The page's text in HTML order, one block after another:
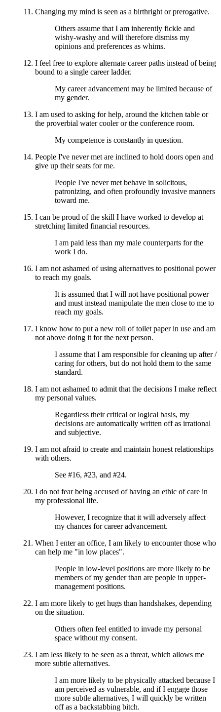
Changing my mind is seen as a birthright or prerogative.
Others assume that I am inherently fickle and
wishy-washy and will therefore dismiss my
opinions and preferences as whims.
I feel free to explore alternate career paths instead of being
bound to a single career ladder.
My career advancement may be limited because of
my gender.
I am used to asking for help, around the kitchen table or
the proverbial water cooler or the conference room.
My competence is constantly in question.
People I've never met are inclined to hold doors open and
give up their seats for me.
People I've never met behave in solicitous,
patronizing, and often profoundly invasive manners
toward me.
I can be proud of the skill I have worked to develop at
stretching limited financial resources.
I am paid less than my male counterparts for the
work I do.
I am not ashamed of using alternatives to positional power
to reach my goals.
It is assumed that I will not have positional power
and must instead manipulate the men close to me to
reach my goals.
I know how to put a new roll of toilet paper in use and am
not above doing it for the next person.
I assume that I am responsible for cleaning up after /
caring for others, but do not hold them to the same
standard.
I am not ashamed to admit that the decisions I make reflect
my personal values.
Regardless their critical or logical basis, my
decisions are automatically written off as irrational
and subjective.
I am not afraid to create and maintain honest relationships
with others.
See #16, #23, and #24.
I do not fear being accused of having an ethic of care in
my professional life.
However, I recognize that it will adversely affect
my chances for career advancement.
When I enter an office, I am likely to encounter those who
can help me "in low places".
People in low-level positions are more likely to be
members of my gender than are people in upper-
management positions.
I am more likely to get hugs than handshakes, depending
on the situation.
Others often feel entitled to invade my personal
space without my consent.
I am less likely to be seen as a threat, which allows me
more subtle alternatives.
I am more likely to be physically attacked because I
am perceived as vulnerable, and if I engage those
more subtle alternatives, I will quickly be written
off as a backstabbing bitch.